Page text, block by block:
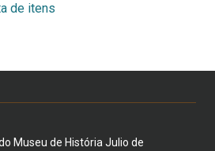
de itens
Museu de História Julio de